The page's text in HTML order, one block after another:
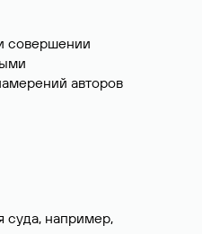
совершении
авторов
суда, например,